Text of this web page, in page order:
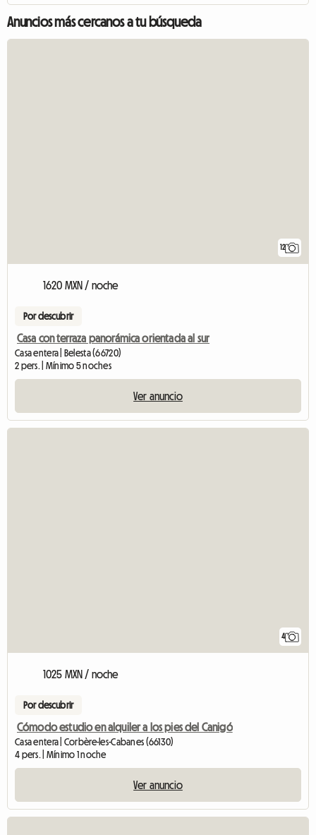
Anuncios más cercanos a tu búsqueda
12
1620 MXN / noche
Por descubrir
Casa con terraza panorámica orientada al sur
Casa entera | Belesta (66720)
2 pers. | Mínimo 5 noches
Ver anuncio
4
1025 MXN / noche
Por descubrir
Cómodo estudio en alquiler a los pies del Canigó
Casa entera | Corbère-les-Cabanes (66130)
4 pers. | Mínimo 1 noche
Ver anuncio